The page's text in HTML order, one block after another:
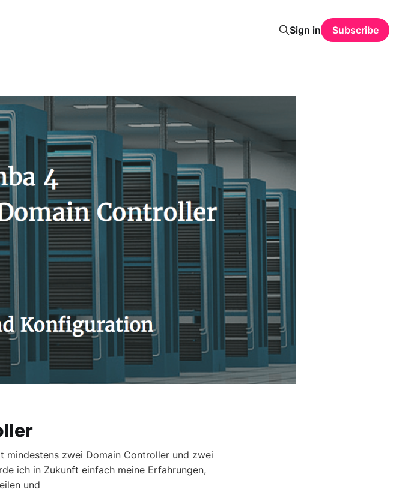
Sign in Subscribe
mindestens zwei Domain Controller und zwei
ich in Zukunft einfach meine Erfahrungen,
und